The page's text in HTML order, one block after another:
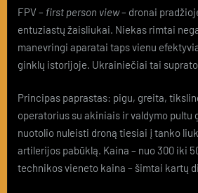
FPV – first person view– dronai
entuziastų žaisliukai. Niekas rimtai
manevringi aparatai taps vienu
ginklų istorijoje. Ukrainiečiai tai
Principas paprastas: pigu, greita,
operatorius su akiniais ir valdymo pultu
nuotolio nuleisti droną tiesiai į tanko
artilerijos pabūklą. Kaina – nuo 300 iki
technikos vieneto kaina – šimtai kartų